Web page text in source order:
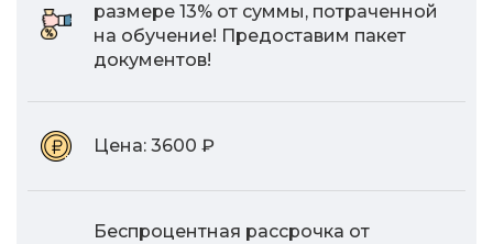
размере 13% от суммы, потраченной
на обучение! Предоставим пакет
документов!
Цена: 3600 ₽
Беспроцентная рассрочка от